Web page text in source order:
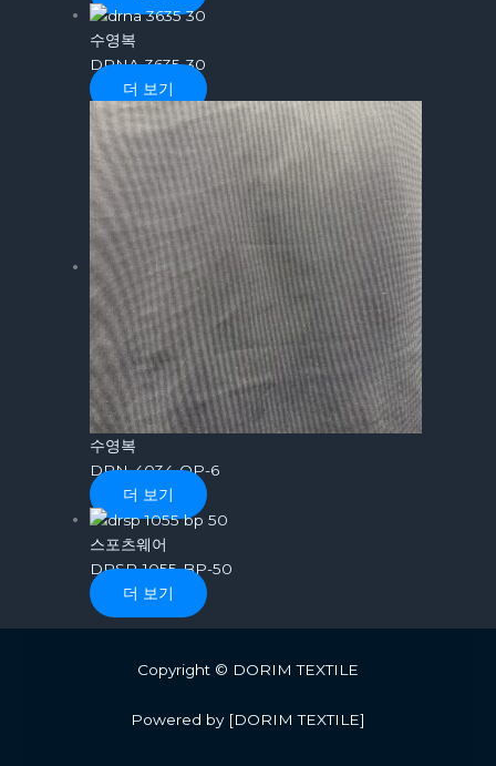
수영복
DRNA-3635-30
더 보기
수영복
DRN-4034-OP-6
더 보기
스포츠웨어
DRSP-1055-BP-50
더 보기
Copyright © DORIM TEXTILE
Powered by [DORIM TEXTILE]